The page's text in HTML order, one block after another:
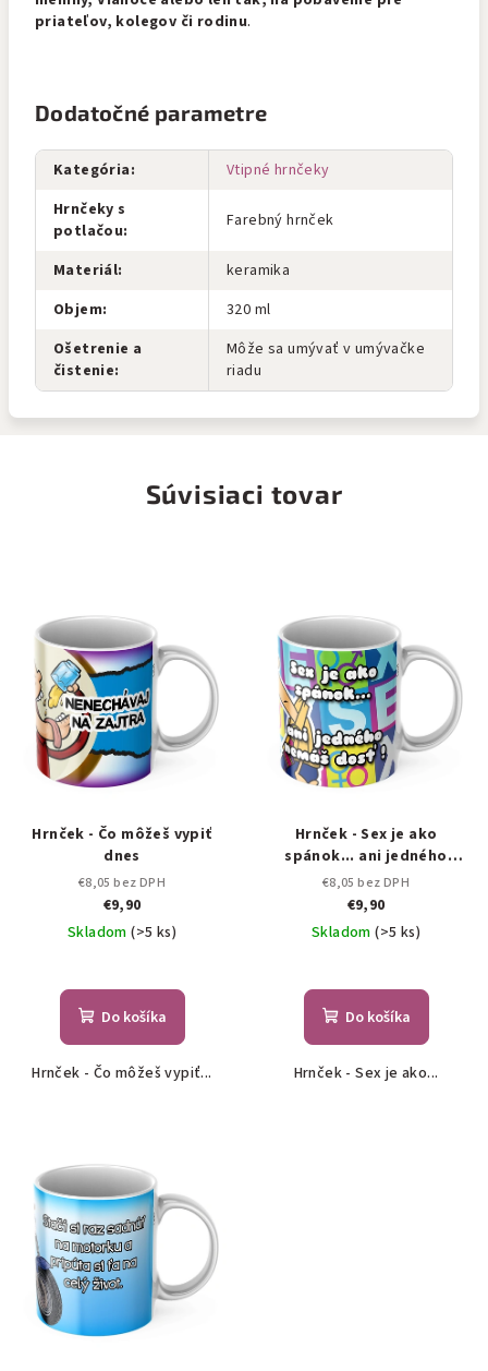
priateľov, kolegov či rodinu.
Dodatočné parametre
Kategória:
Vtipné hrnčeky
Hrnčeky s
potlačou: Farebný hrnček
Materiál:
keramika
Objem:
320 ml
Ošetrenie a
čistenie:
Môže sa umývať v umývačke
riadu
Súvisiaci tovar
Hrnček - Čo môžeš vypiť
dnes
€8,05 bez DPH
€9,90
Skladom(>5 ks)
Do košíka
Hrnček - Čo môžeš vypiť...
Hrnček - Sex je ako
spánok... ani jedného
nemáš dosť!
€8,05 bez DPH
€9,90
Skladom(>5 ks)
Do košíka
Hrnček - Sex je ako...